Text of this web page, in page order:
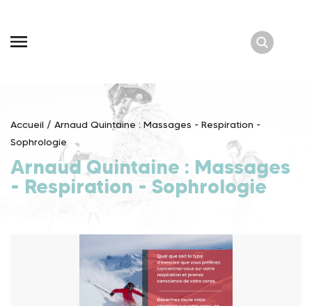
content
Accueil / Arnaud Quintaine : Massages - Respiration -
Sophrologie
Arnaud Quintaine : Massages
- Respiration - Sophrologie